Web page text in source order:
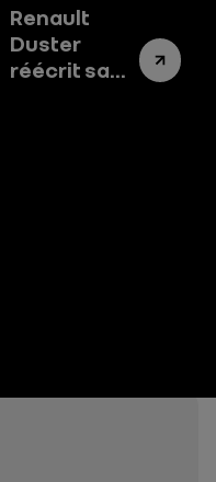
Renault
Duster
réécrit sa